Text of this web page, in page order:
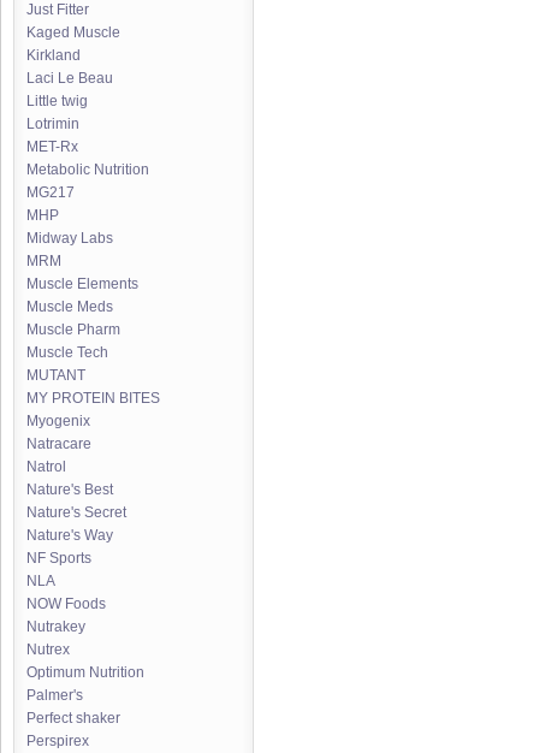
Just Fitter
Kaged Muscle
Kirkland
Laci Le Beau
Little twig
Lotrimin
MET-Rx
Metabolic Nutrition
MG217
MHP
Midway Labs
MRM
Muscle Elements
Muscle Meds
Muscle Pharm
Muscle Tech
MUTANT
MY PROTEIN BITES
Myogenix
Natracare
Natrol
Nature's Best
Nature's Secret
Nature's Way
NF Sports
NLA
NOW Foods
Nutrakey
Nutrex
Optimum Nutrition
Palmer's
Perfect shaker
Perspirex